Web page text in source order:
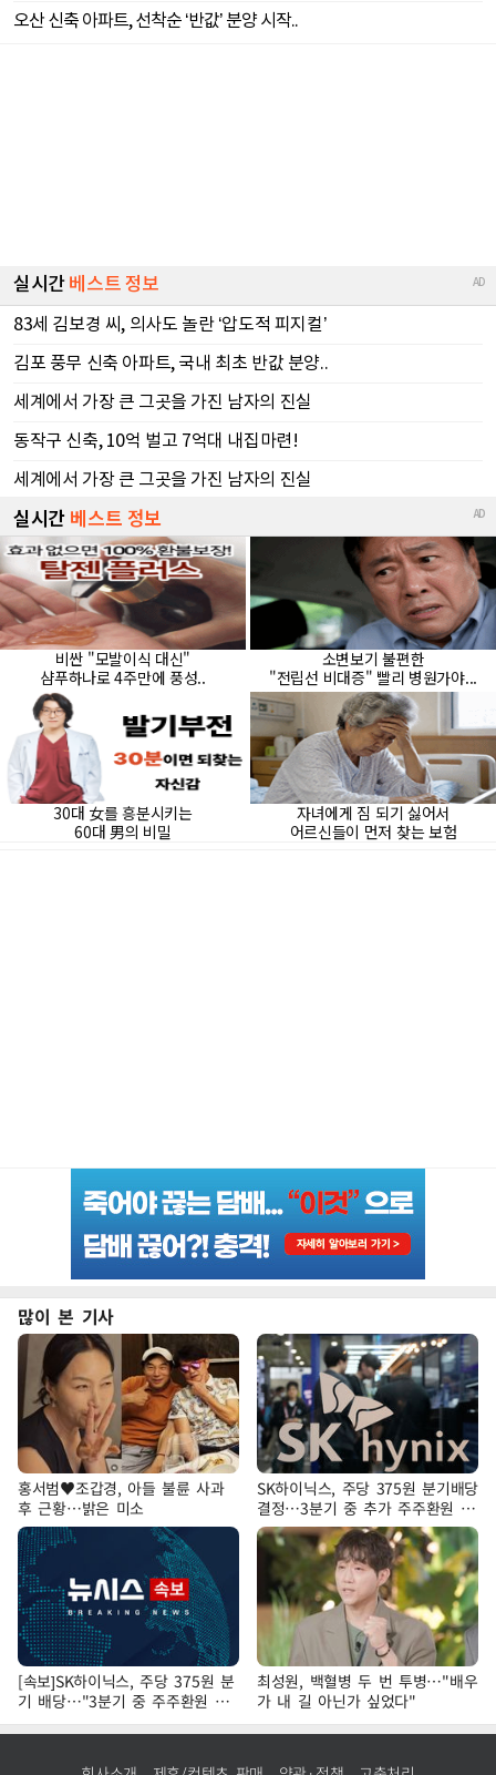
많이 본 기사
홍서범♥조갑경, 아들 불륜 사과
후 근황…밝은 미소
SK하이닉스, 주당 375원 분기배당
결정…3분기 중 추가 주주환원 발
표
[속보]SK하이닉스, 주당 375원 분
기 배당…"3분기 중 주주환원 방
안 확정"
최성원, 백혈병 두 번 투병…"배우
가 내 길 아닌가 싶었다"